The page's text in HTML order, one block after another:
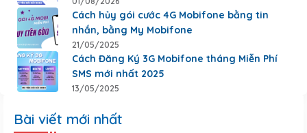
Cách hủy gói cước 4G Mobifone bằng tin
nhắn, bằng My Mobifone
21/05/2025
Cách Đăng Ký 3G Mobifone tháng Miễn Phí
SMS mới nhất 2025
13/05/2025
Bài viết mới nhất